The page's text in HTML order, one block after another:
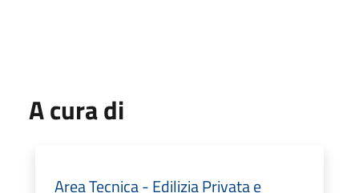
A cura di
Area Tecnica - Edilizia Privata e